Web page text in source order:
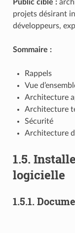
Public cible :
projets désirant
développeurs,
Sommaire :
Rappels
Vue
Architecture
Architecture
Sécurité
Architecture
1.5.
logicielle
1.5.1.